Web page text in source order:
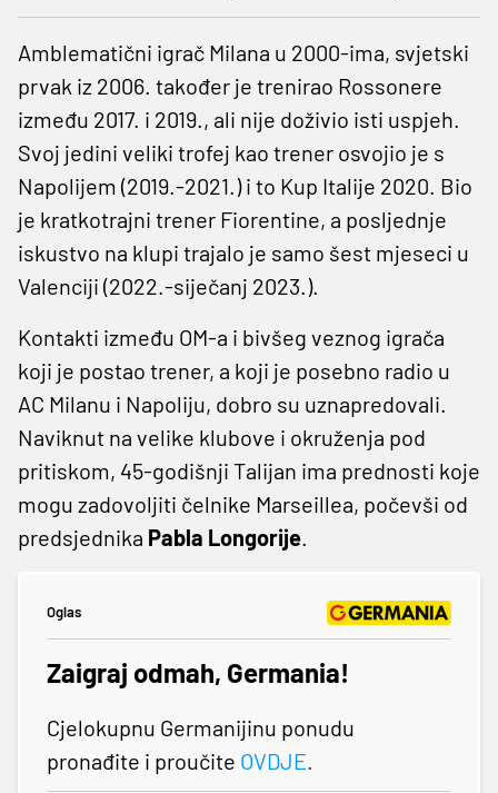
Amblematični igrač Milana u 2000-ima, svjetski
prvak iz 2006. također je trenirao Rossonere
između 2017. i 2019., ali nije doživio isti uspjeh.
Svoj jedini veliki trofej kao trener osvojio je s
Napolijem (2019.-2021.) i to Kup Italije 2020. Bio
je kratkotrajni trener Fiorentine, a posljednje
iskustvo na klupi trajalo je samo šest mjeseci u
Valenciji (2022.-siječanj 2023.).
Kontakti između OM-a i bivšeg veznog igrača
koji je postao trener, a koji je posebno radio u
AC Milanu i Napoliju, dobro su uznapredovali.
Naviknut na velike klubove i okruženja pod
pritiskom, 45-godišnji Talijan ima prednosti koje
mogu zadovoljiti čelnike Marseillea, počevši od
predsjednika Pabla Longorije.
Oglas
Zaigraj odmah, Germania!
Cjelokupnu Germanijinu ponudu
pronađite i proučite OVDJE.